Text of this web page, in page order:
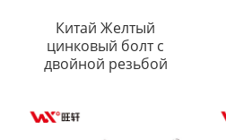
Китай Желтый
цинковый болт с
двойной резьбой